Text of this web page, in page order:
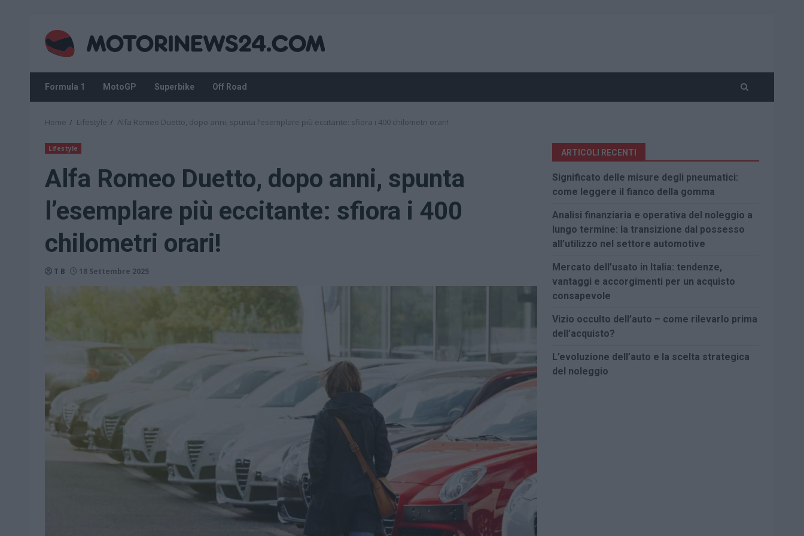
content
Formula 1 MotoGP Superbike Off Road
Home Lifestyle Alfa Romeo Duetto, dopo anni, spunta l’esemplare più eccitante: sfiora i 400 chilometri orari!
Lifestyle
Alfa Romeo Duetto, dopo anni, spunta
l’esemplare più eccitante: sfiora i 400
chilometri orari!
T B 18 Settembre 2025
ARTICOLI RECENTI
Significato delle misure degli pneumatici:
come leggere il fianco della gomma
Analisi finanziaria e operativa del noleggio a
lungo termine: la transizione dal possesso
all’utilizzo nel settore automotive
Mercato dell’usato in Italia: tendenze,
vantaggi e accorgimenti per un acquisto
consapevole
Vizio occulto dell’auto – come rilevarlo prima
dell’acquisto?
L’evoluzione dell’auto e la scelta strategica
del noleggio